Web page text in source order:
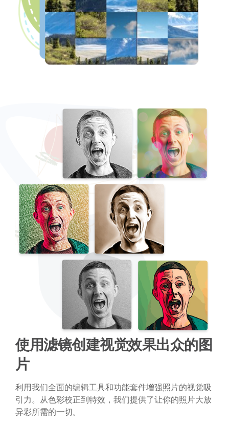
使用滤镜创建视觉效果出众的图
片
利用我们全面的编辑工具和功能套件增强照片的视觉吸
引力。从色彩校正到特效，我们提供了让你的照片大放
异彩所需的一切。